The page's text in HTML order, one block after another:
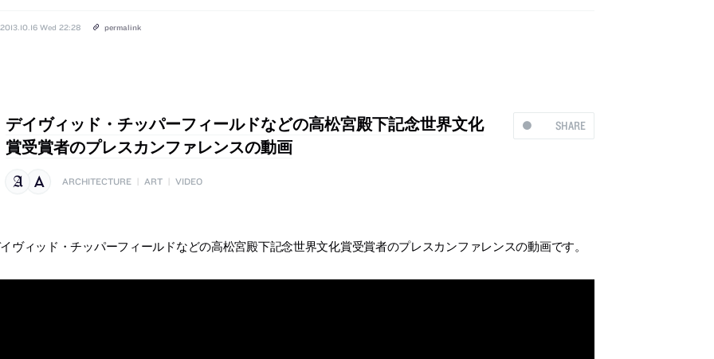
2013.10.16 Wed 22:28 permalink
SHARE
デイヴィッド・チッパーフィールドなどの高松宮殿下記念世界文化
賞受賞者のプレスカンファレンスの動画
ARCHITECTURE ART VIDEO
ヴィッド・チッパーフィールドなどの高松宮殿下記念世界文化賞受賞者のプレスカンファレンスの動画です。